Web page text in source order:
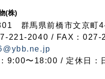
(株)
群馬県前橋市文京町
221-2040 / FAX：027-
9:00〜18:00 / 定休日：